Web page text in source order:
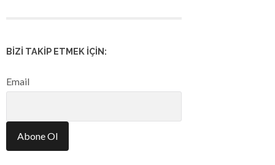
BIZI TAKIP ETMEK İÇIN:
Email